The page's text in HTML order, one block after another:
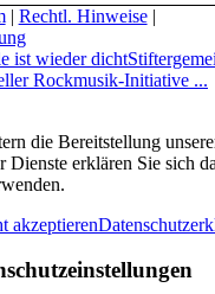
| Rechtl. Hinweise|
ist wieder dicht
Rockmusik-Initiative ...
die Bereitstellung
Dienste erklären Sie sich
akzeptieren